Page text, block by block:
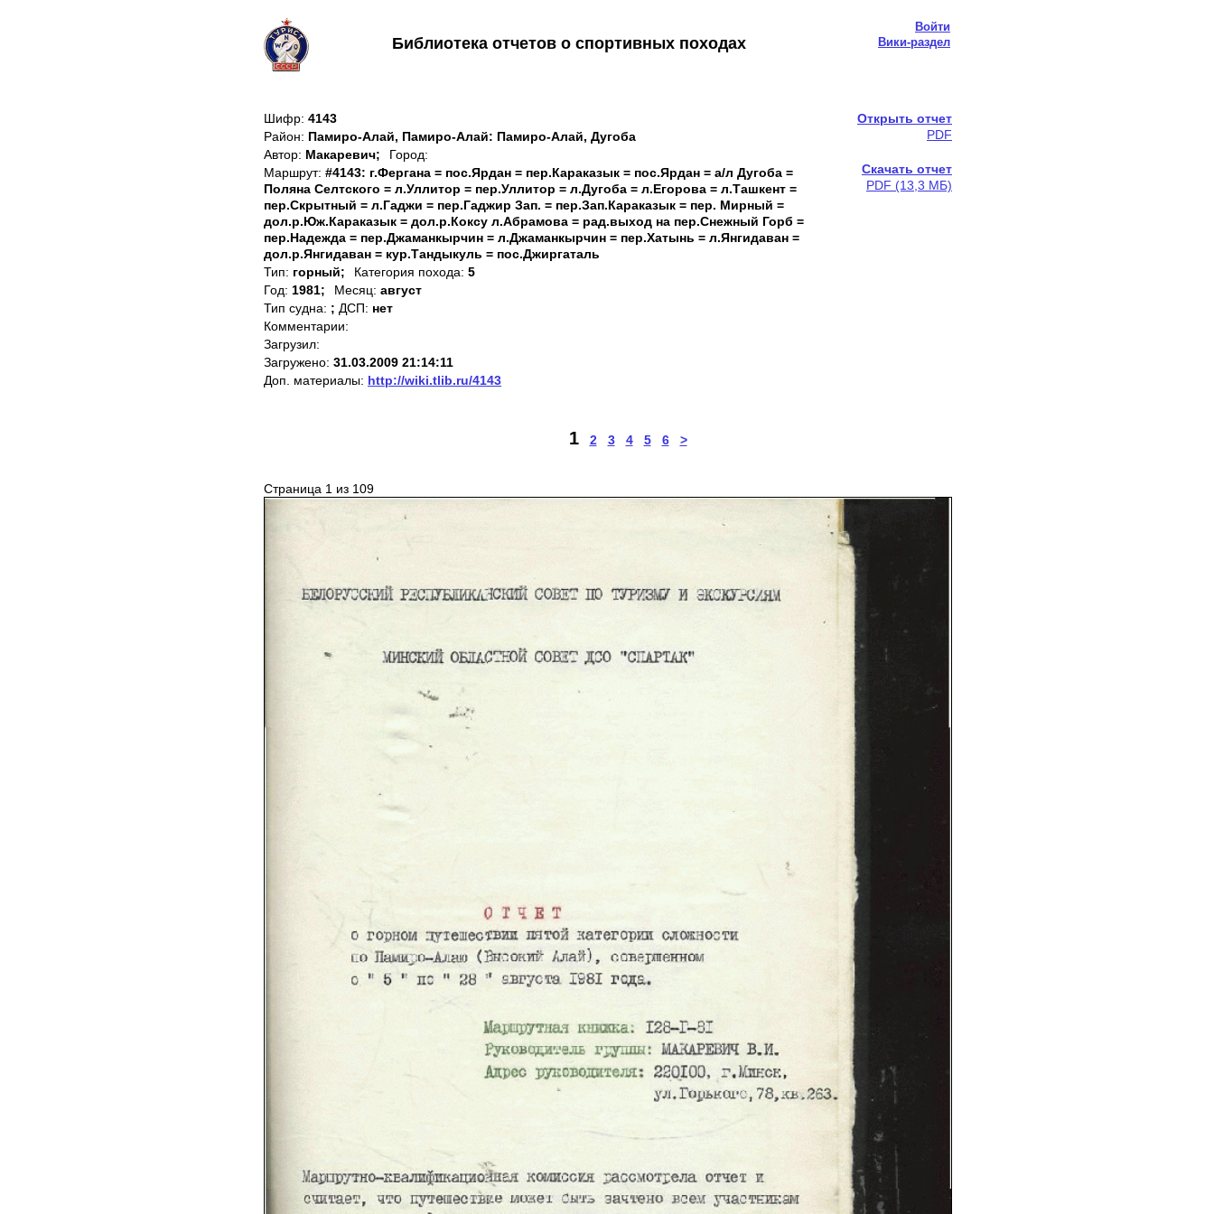
Войти
Библиотека отчетов о спортивных походах Вики-раздел
Шифр: 4143
Район: Памиро-Алай, Памиро-Алай: Памиро-Алай, Дугоба
Автор: Макаревич;
Город:
Маршрут: #4143: г.Фергана = пос.Ярдан = пер.Караказык = пос.Ярдан = а/л Дугоба =
Поляна Селтского = л.Уллитор = пер.Уллитор = л.Дугоба = л.Егорова = л.Ташкент =
пер.Скрытный = л.Гаджи = пер.Гаджир Зап. = пер.Зап.Караказык = пер. Мирный =
дол.р.Юж.Караказык = дол.р.Коксу л.Абрамова = рад.выход на пер.Снежный Горб =
пер.Надежда = пер.Джаманкырчин = л.Джаманкырчин = пер.Хатынь = л.Янгидаван =
дол.р.Янгидаван = кур.Тандыкуль = пос.Джиргаталь
Тип: горный; Категория похода: 5
Год: 1981; Месяц: август
Тип судна: ; ДСП: нет
Комментарии:
Загрузил:
Загружено: 31.03.2009 21:14:11
Доп. материалы: http://wiki.tlib.ru/4143
Открыть отчет
PDF
Скачать отчет
PDF (13,3 МБ)
1 2 3 4 5 6 >
Страница 1 из 109